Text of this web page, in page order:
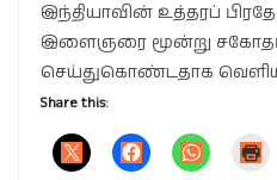
இந்தியாவின் உத்தரப்
இளைஞரை மூன்று
செய்துகொண்டதாக
Share this: